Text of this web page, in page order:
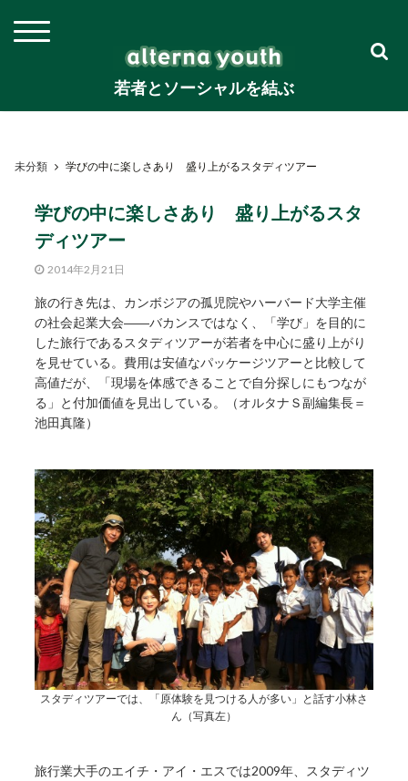
若者とソーシャルを結ぶ
未分類 学びの中に楽しさあり 盛り上がるスタディツアー
学びの中に楽しさあり 盛り上がるスタ
ディツアー
2014年2月21日
旅の行き先は、カンボジアの孤児院やハーバード大学主催
の社会起業大会――バカンスではなく、「学び」を目的に
した旅行であるスタディツアーが若者を中心に盛り上がり
を見せている。費用は安値なパッケージツアーと比較して
高値だが、「現場を体感できることで自分探しにもつなが
る」と付加価値を見出している。（オルタナＳ副編集長＝
池田真隆）
スタディツアーでは、「原体験を見つける人が多い」と話す小林さ
ん（写真左）
旅行業大手のエイチ・アイ・エスでは2009年、スタディツ